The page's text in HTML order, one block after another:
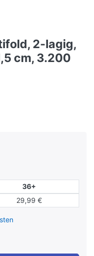
2-lagig,
cm, 3.200
36+
29,99 €